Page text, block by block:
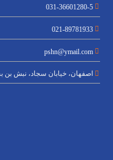
031-36601280-5
021-89781933
pshn@ymail.com
اصفهان، خیابان سجاد، نبش بن